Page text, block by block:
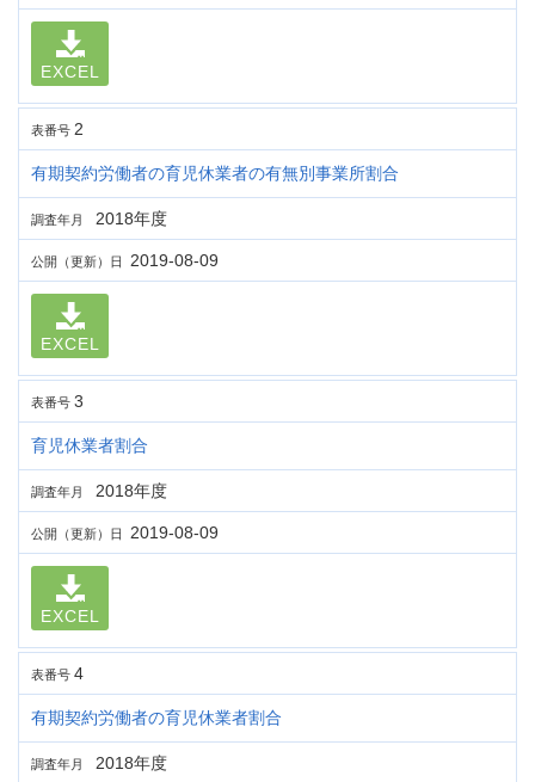
EXCEL
表番号 2
有期契約労働者の育児休業者の有無別事業所割合
調査年月 2018年度
公開（更新）日 2019-08-09
EXCEL
表番号 3
育児休業者割合
調査年月 2018年度
公開（更新）日 2019-08-09
EXCEL
表番号 4
有期契約労働者の育児休業者割合
調査年月 2018年度